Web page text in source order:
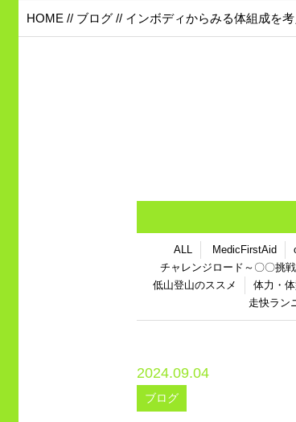
HOME // ブログ // インボディからみる体組成を考
ALL MedicFirstAid
チャレンジロード～〇〇挑
低山登山のススメ
体力・
走快ラン
2024.09.04
ブログ